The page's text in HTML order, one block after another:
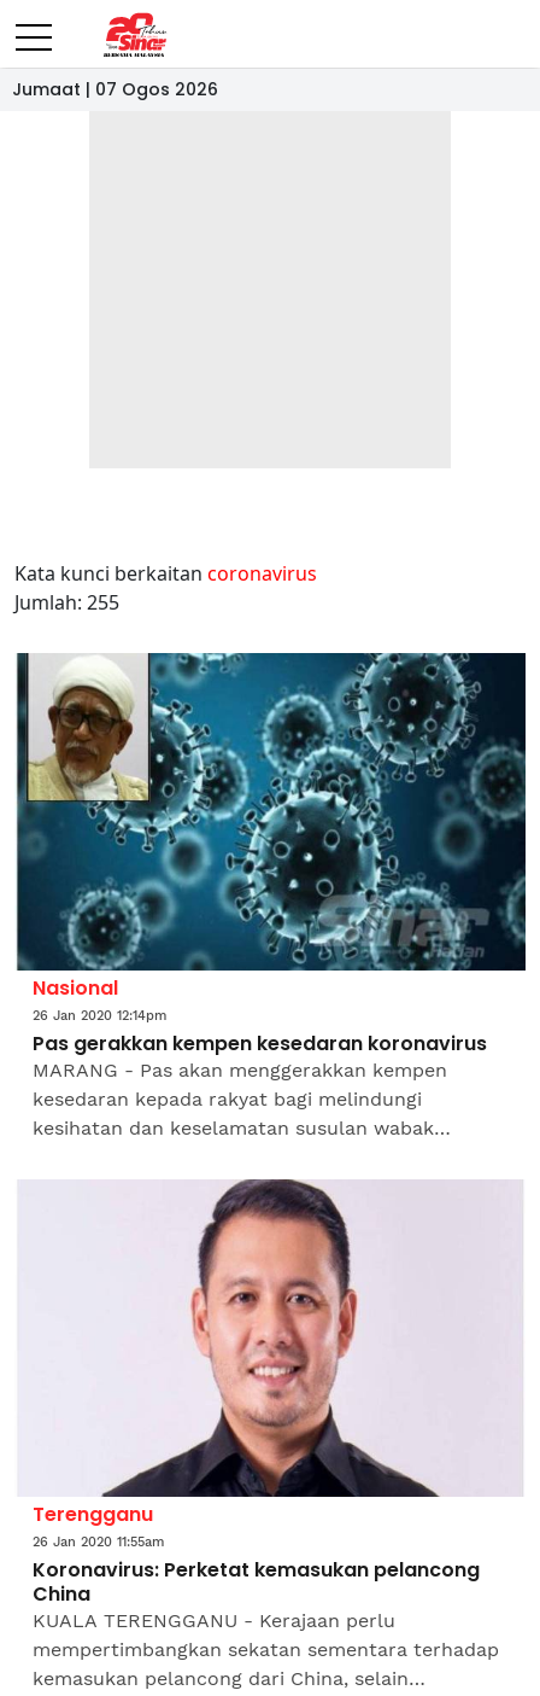
Jumaat | 07 Ogos 2026
Kata kunci berkaitan coronavirus
Jumlah: 255
Nasional
26 Jan 2020 12:14pm
Pas gerakkan kempen kesedaran koronavirus
MARANG - Pas akan menggerakkan kempen
kesedaran kepada rakyat bagi melindungi
kesihatan dan keselamatan susulan wabak
Presiden Pas, Datuk Seri Abdul Hadi...
Terengganu
26 Jan 2020 11:55am
Koronavirus: Perketat kemasukan pelancong
China
KUALA TERENGGANU - Kerajaan perlu
mempertimbangkan sekatan sementara terhadap
kemasukan pelancong dari China, selain